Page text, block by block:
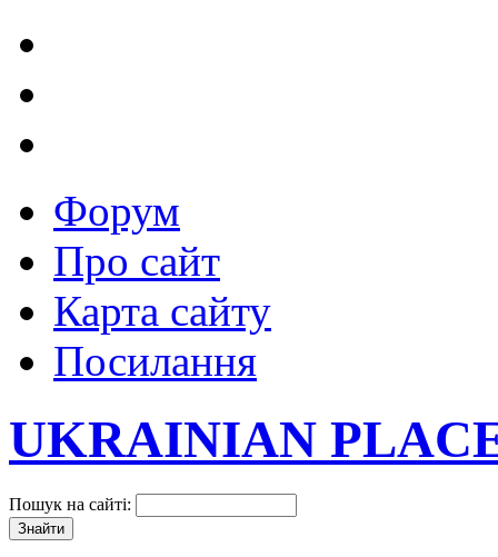
Форум
Про сайт
Карта сайту
Посилання
UKRAINIAN
Пошук на сайті: